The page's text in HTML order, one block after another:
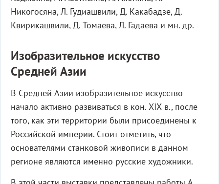
Никогосяна, Л. Гудиашвили, Д. Какабадзе, Д.
Квирикашвили, Д. Томаева, Л. Гадаева и мн. др.
Изобразительное искусство
Средней Азии
В Средней Азии изобразительное искусство
начало активно развиваться в кон. ХIХ в., после
того, как эти территории были присоединены к
Российской империи. Стоит отметить, что
основателями станковой живописи в данном
регионе являются именно русские художники.